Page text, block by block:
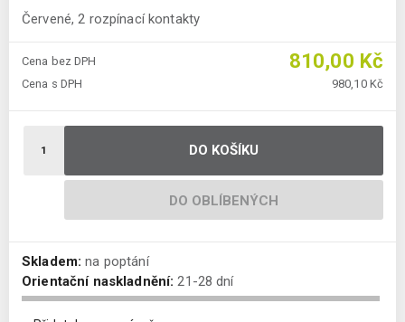
Červené, 2 rozpínací kontakty
Cena bez DPH 810,00 Kč
Cena s DPH 980,10 Kč
DO KOŠÍKU
DO OBLÍBENÝCH
Skladem: na poptání
Orientační naskladnění: 21-28 dní